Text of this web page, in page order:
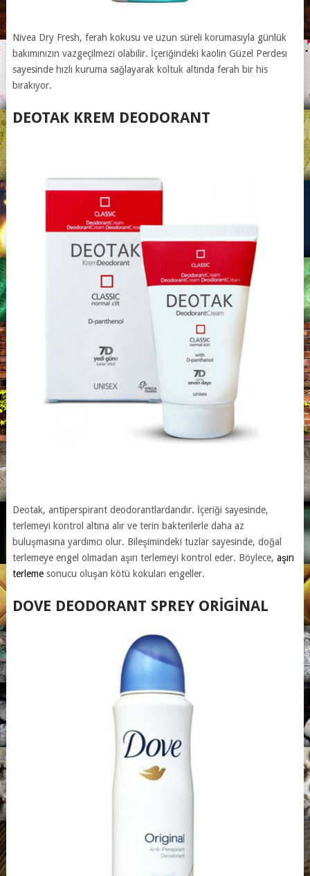
Nivea Dry Fresh, ferah kokusu ve uzun süreli korumasıyla günlük
bakımınızın vazgeçilmezi olabilir. İçeriğindeki kaolin Güzel Perdesı
sayesinde hızlı kuruma sağlayarak koltuk altında ferah bir his
bırakıyor.
DEOTAK KREM DEODORANT
Deotak, antiperspirant deodorantlardandır. İçeriği sayesinde,
terlemeyi kontrol altına alır ve terin bakterilerle daha az
buluşmasına yardımcı olur. Bileşimindeki tuzlar sayesinde, doğal
terlemeye engel olmadan aşırı terlemeyi kontrol eder. Böylece, aşırı
terlemesonucu oluşan kötü kokuları engeller.
DOVE DEODORANT SPREY ORIGINAL